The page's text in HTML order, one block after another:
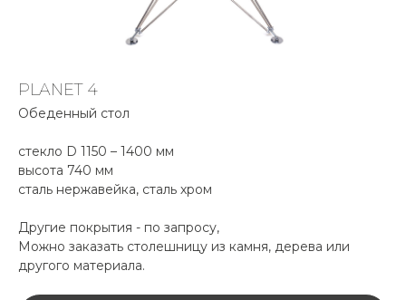
PLANET 4
Обеденный стол
стекло D 1150 – 1400 мм
высота 740 мм
сталь нержавейка, сталь хром
Другие покрытия - по запросу,
Можно заказать столешницу из камня, дерева или
другого материала.